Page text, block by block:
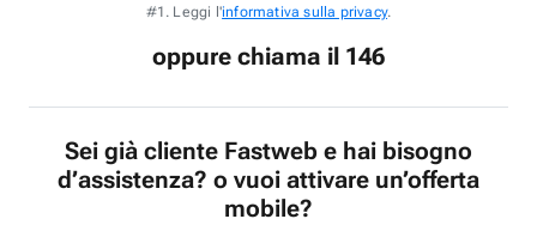
#1. Leggi l'informativa sulla privacy.
oppure chiama il 146
Sei già cliente Fastweb e hai bisogno
d’assistenza? o vuoi attivare un’offerta
mobile?